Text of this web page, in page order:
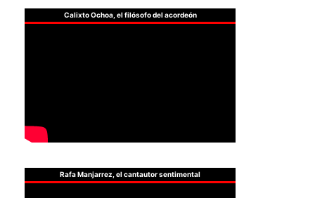
Calixto Ochoa, el filósofo del acordeón
Rafa Manjarrez, el cantautor sentimental